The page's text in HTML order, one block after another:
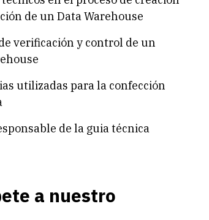
de un Data Warehouse
verificación y control de un
utilizadas para la confección
de la guia técnica
a nuestro